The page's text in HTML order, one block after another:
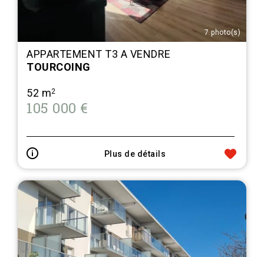
7 photo(s)
APPARTEMENT T3 A VENDRE
TOURCOING
52 m2
105 000 €
Plus de détails